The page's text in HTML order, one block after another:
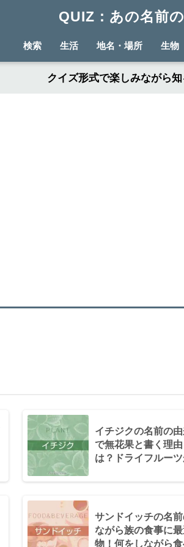
QUIZ：あの名前
検索 生活 地名・場所 生物
クイズ形式で楽しみながら知
イチジクの名前の
で無花果と書く理
は？ドライフルー
サンドイッチの名
ながら族の食事に
物！何をしながら食